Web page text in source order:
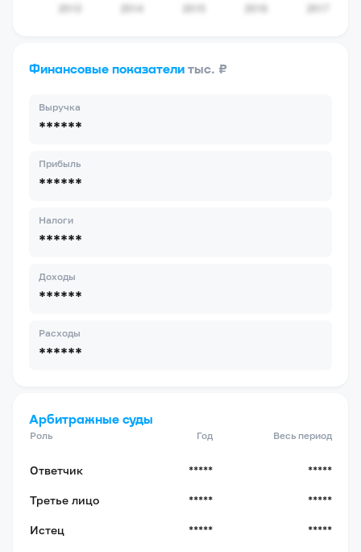
Финансовые показатели тыс. ₽
Выручка
******
Прибыль
******
Налоги
******
Доходы
******
Расходы
******
Арбитражные суды
Роль Год Весь период
Ответчик ***** *****
Третье лицо ***** *****
Истец ***** *****